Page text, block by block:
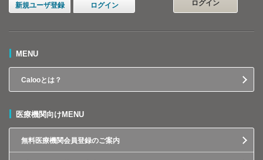
新規ユーザ登録 ログイン
ログイン
MENU
Calooとは？
医療機関向けMENU
無料医療機関会員登録のご案内